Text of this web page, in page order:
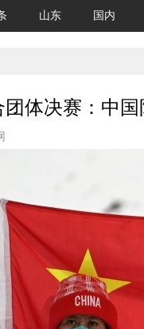
山东 国内
体决赛：中